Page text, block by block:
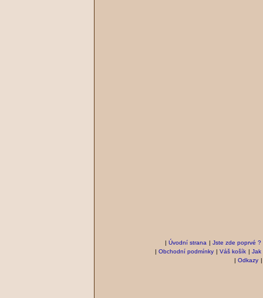
| Úvodní strana | Jste zde poprvé ?
| Obchodní podmínky | Váš košík | Jak
| Odkazy